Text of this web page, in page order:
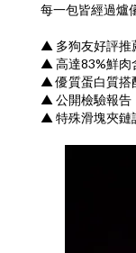
每一包皆經過爐
▲ 多狗友好評推
▲ 高達83%鮮肉
▲ 優質蛋白質搭
▲ 公開檢驗報告
▲ 特殊滑塊夾鏈